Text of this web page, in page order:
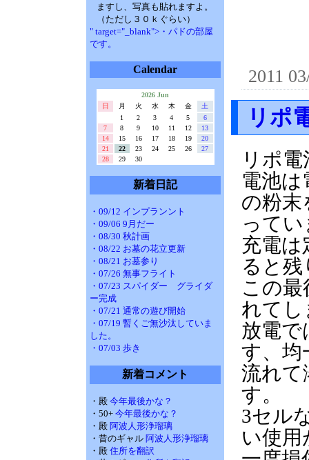
ますし、写真も貼れますよ。
（ただし３０ｋぐらい）
" target="_blank">・パドの部屋
です。
Calendar
2026 Jun
日
月 火 水 木 金
土
1
2 3 4 5
6
7
8 9 10 11 12
13
14
15 16 17 18 19
20
21
22 23 24 25 26
27
28
29 30
新着日記
・09/12 インプランント
・09/06 9月だー
・08/30 秋計画
・08/22 お墓の花立更新
・08/21 お墓参り
・07/26 無事フライト
・07/23 スパイダー グライダ
ー完成
・07/21 通常の遊び開始
・07/19 暫くご無沙汰していま
した。
・07/03 歩き
新着コメント
・殿 今年最後かな？
・50+ 今年最後かな？
・殿 阿波人形浄瑠璃
・昔のギャル 阿波人形浄瑠璃
・殿 住所を翻訳
2011
リポ
リポ
電池
の粉末
って
充電は
ると
この
れてし
放電で
す、均
流れて
す。
3セル
い使用